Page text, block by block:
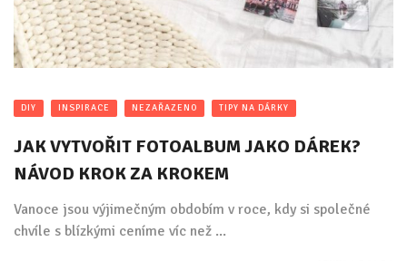
DIY INSPIRACE NEZAŘAZENO TIPY NA DÁRKY
JAK VYTVOŘIT FOTOALBUM JAKO DÁREK?
NÁVOD KROK ZA KROKEM
Vanoce jsou výjimečným obdobím v roce, kdy si společné
chvíle s blízkými ceníme víc než ...